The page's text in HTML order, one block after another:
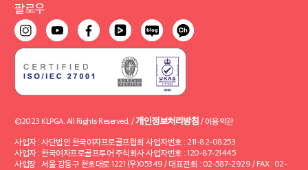
팔로우
©2023 KLPGA. All Rights Reserved. /개인정보처리방침 / 이용약관
사업자 : 사단법인 한국여자프로골프협회 사업자번호 : 211-82-08253
사업자 : 한국여자프로골프투어 주식회사 사업자번호 : 120-87-21445
사업장 : 서울 강동구 천호대로 1221 (우)05349 / 대표전화 : 02-587-2929 / FAX : 02-